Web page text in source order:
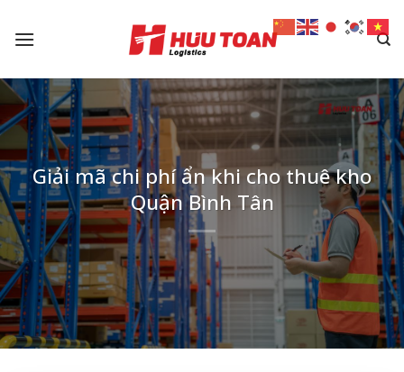
Giải mã chi phí ẩn khi cho thuê kho
Quận Bình Tân